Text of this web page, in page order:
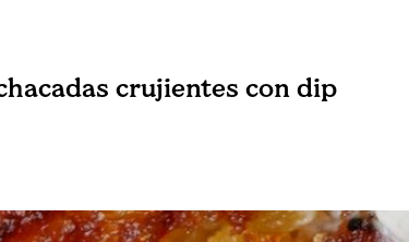
crujientes con dip